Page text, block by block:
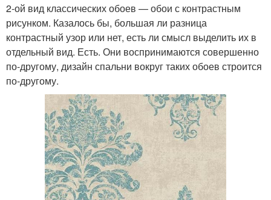
2-ой вид классических обоев — обои с контрастным
рисунком. Казалось бы, большая ли разница
контрастный узор или нет, есть ли смысл выделить их в
отдельный вид. Есть. Они воспринимаются совершенно
по-другому, дизайн спальни вокруг таких обоев строится
по-другому.